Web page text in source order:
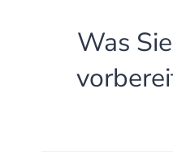
Was